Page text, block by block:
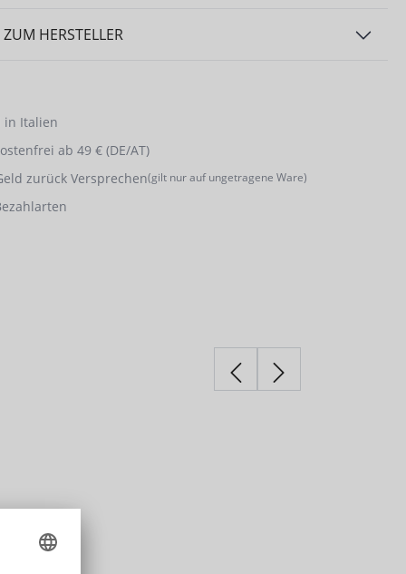
HERSTELLER
in Italien
ab 49 € (DE/AT)
zurück Versprechen(gilt nur auf ungetragene Ware)